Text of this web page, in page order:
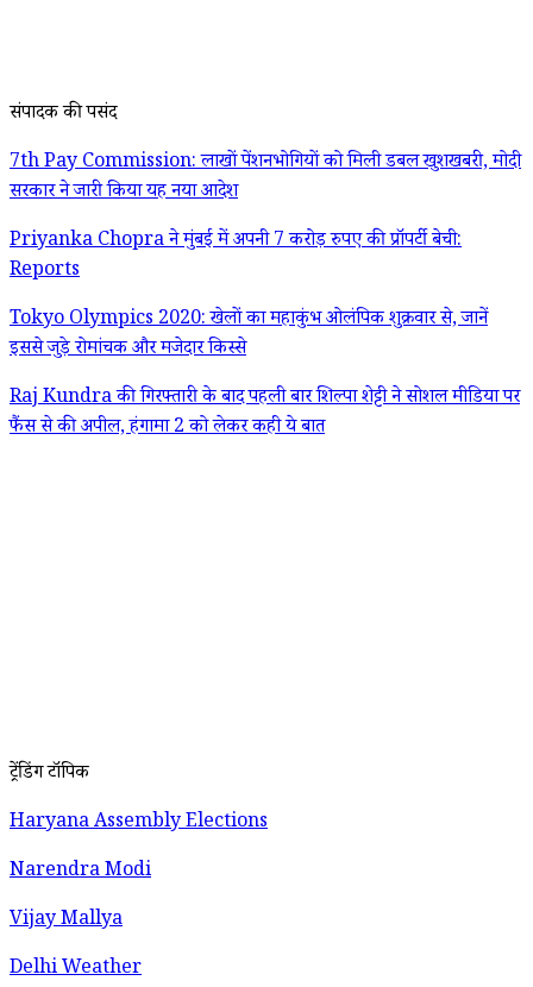
संपादक की पसंद
7th Pay Commission: लाखों पेंशनभोगियों को मिली डबल खुशखबरी, मोदी
सरकार ने जारी किया यह नया आदेश
Priyanka Chopra ने मुंबई में अपनी 7 करोड़ रुपए की प्रॉपर्टी बेची:
Reports
Tokyo Olympics 2020: खेलों का महाकुंभ ओलंपिक शुक्रवार से, जानें
इससे जुड़े रोमांचक और मजेदार किस्से
Raj Kundra की गिरफ्तारी के बाद पहली बार शिल्पा शेट्टी ने सोशल मीडिया पर
फैंस से की अपील, हंगामा 2 को लेकर कही ये बात
ट्रेंडिंग टॉपिक
Haryana Assembly Elections
Narendra Modi
Vijay Mallya
Delhi Weather